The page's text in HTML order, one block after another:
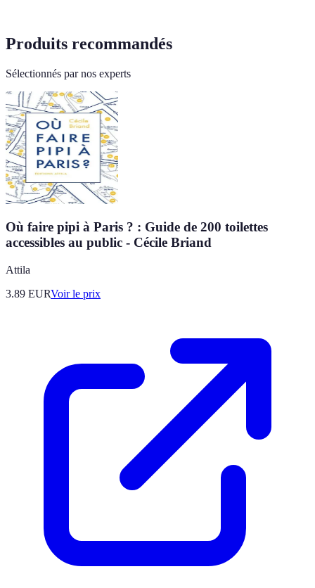
Produits recommandés
Sélectionnés par nos experts
Où faire pipi à Paris ? : Guide de 200 toilettes
accessibles au public - Cécile Briand
Attila
3.89 EURVoir le prix